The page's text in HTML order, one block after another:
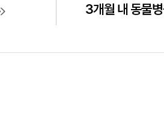
3개월 내 동물